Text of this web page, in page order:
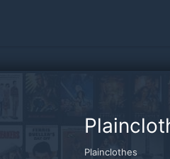
Plainclothes